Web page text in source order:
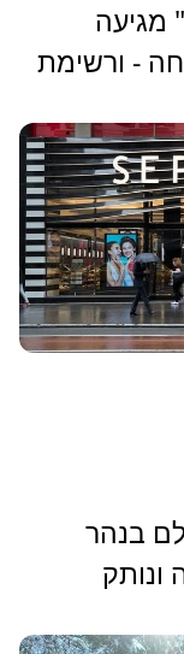
מגיעה
- ורשימת
בנהר
ונותק